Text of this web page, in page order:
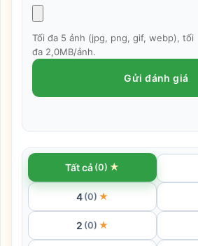
Tối đa 5 ảnh (jpg, png, gif, webp), tối
đa 2,0MB/ảnh.
Gửi đánh giá
Tất cả (0) ★
4 (0) ★
2 (0) ★